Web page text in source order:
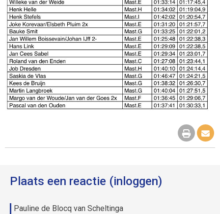
Plaats een reactie (inloggen)
Pauline de Blocq van Scheltinga